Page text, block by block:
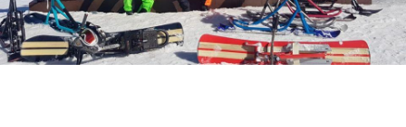
Liens
Contact